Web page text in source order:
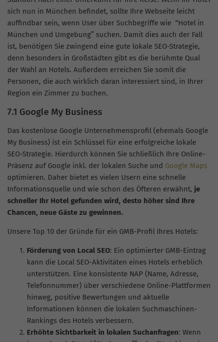
sich nun in München befindet, sollte Ihre Webseite leicht
auffindbar sein, wenn User über Suchbegriffe wie “Hotel in
München und Umgebung” suchen. Damit dies auch der Fall
ist, benötigen Sie zwingend eine gute lokale SEO-Strategie,
denn besonders in Großstädten gibt es die berühmte Qual
der Wahl an Hotels. Außerdem erreichen Sie somit die
Personen, die auch wirklich daran interessiert sind, in Ihrer
Region ein Zimmer zu buchen.
7.1 Google My Business
Das kostenlose Google Unternehmensprofil (ehemals Google
My Business) ist ein Schlüssel für eine erfolgreiche lokale
SEO-Strategie. Hierdurch können Sie schließlich Ihre Online-
Präsenz auf Google inkl. der lokalen Suche und Google Maps
optimieren. Daher bietet es vielen Usern eine schnelle
Informationsquelle und wie schon des Öfteren erwähnt, je
schneller Ihr Hotel gefunden wird, desto höher sind Ihre
Chancen, neue Gäste zu gewinnen.
Unsere Top 10 der Gründe für ein GMB-Profil Ihres Hotels:
Förderung von Local SEO: Ein optimierter GMB-Eintrag
kann die Local SEO-Aktivitäten eines Hotels erheblich
unterstützen. Eine konsistente NAP (Name, Adresse,
Telefonnummer) über verschiedene Online-Plattformen
hinweg, positive Bewertungen und aktuelle
Informationen können die lokalen Suchmaschinen-
Rankings des Hotels verbessern.
Erhöhte Sichtbarkeit in lokalen Suchanfragen: Wenn